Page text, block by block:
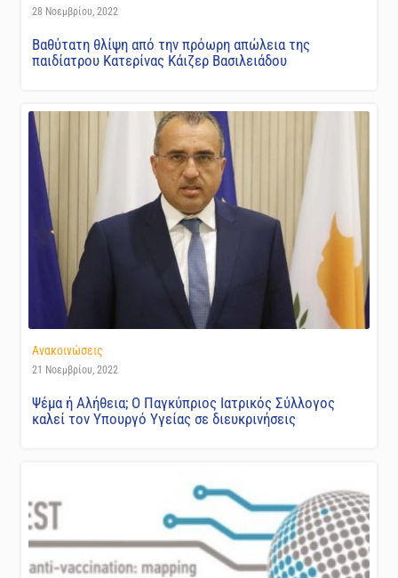
28 Νοεμβρίου, 2022
Βαθύτατη θλίψη από την πρόωρη απώλεια της
παιδίατρου Κατερίνας Κάιζερ Βασιλειάδου
Ανακοινώσεις
21 Νοεμβρίου, 2022
Ψέμα ή Αλήθεια; Ο Παγκύπριος Ιατρικός Σύλλογος
καλεί τον Υπουργό Υγείας σε διευκρινήσεις